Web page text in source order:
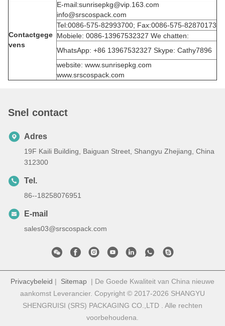
Contactgege
vens
E-mail:sunrisepkg@vip.163.com
info@srscospack.com
Tel:0086-575-82993700; Fax:0086-575-82870173
Mobiele: 0086-13967532327 We chatten:
WhatsApp: +86 13967532327 Skype: Cathy7896
website: www.sunrisepkg.com
www.srscospack.com
Snel contact
Adres
19F Kaili Building, Baiguan Street, Shangyu Zhejiang, China
312300
Tel.
86--18258076951
E-mail
sales03@srscospack.com
Privacybeleid | Sitemap | De Goede Kwaliteit van China nieuwe
aankomst Leverancier. Copyright © 2017-2026 SHANGYU
SHENGRUISI (SRS) PACKAGING CO.,LTD . Alle rechten
voorbehoudena.